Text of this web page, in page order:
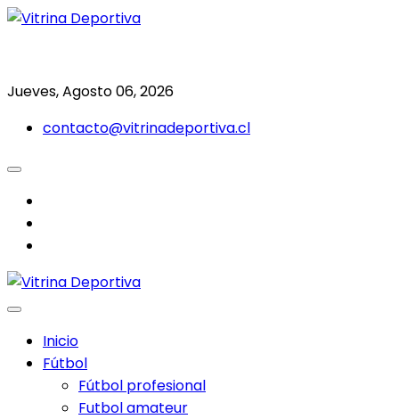
Saltar
Jueves, Agosto 06, 2026
contacto@vitrinadeportiva.cl
Inicio
Fútbol
Fútbol profesional
Futbol amateur